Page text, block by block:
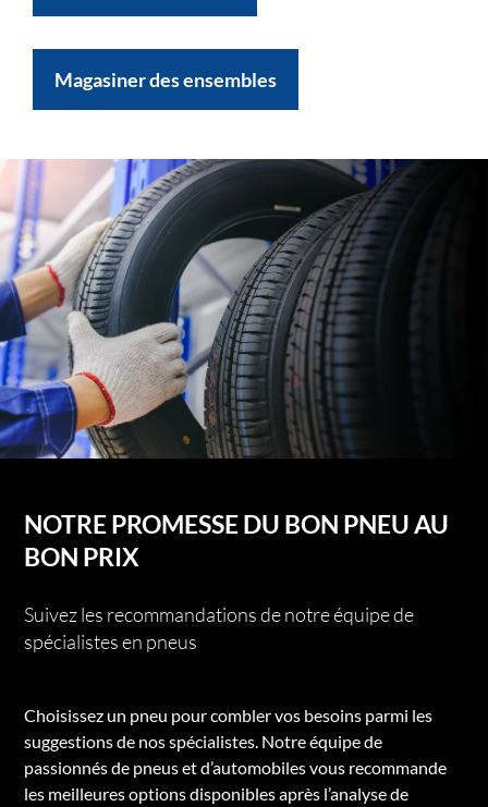
Magasiner des ensembles
NOTRE PROMESSE DU BON PNEU AU
BON PRIX
Suivez les recommandations de notre équipe de
spécialistes en pneus
Choisissez un pneu pour combler vos besoins parmi les
suggestions de nos spécialistes. Notre équipe de
passionnés de pneus et d’automobiles vous recommande
les meilleures options disponibles après l’analyse de